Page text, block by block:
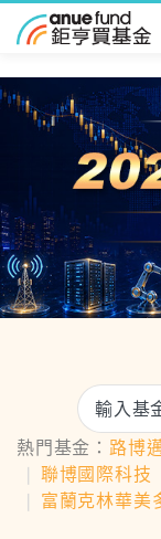
熱門基金： 路博
❘ 聯博國際科技
❘ 富蘭克林華美